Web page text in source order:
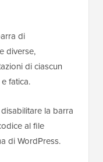
di
diverse,
di ciascun
fatica.
la barra
al file
di WordPress.